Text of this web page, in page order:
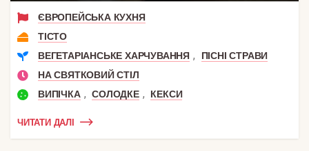
ЄВРОПЕЙСЬКА КУХНЯ
ТІСТО
ВЕГЕТАРІАНСЬКЕ ХАРЧУВАННЯ ,
ПІСНІ СТРАВИ
НА СВЯТКОВИЙ СТІЛ
ВИПІЧКА , СОЛОДКЕ , КЕКСИ
ЧИТАТИ ДАЛІ